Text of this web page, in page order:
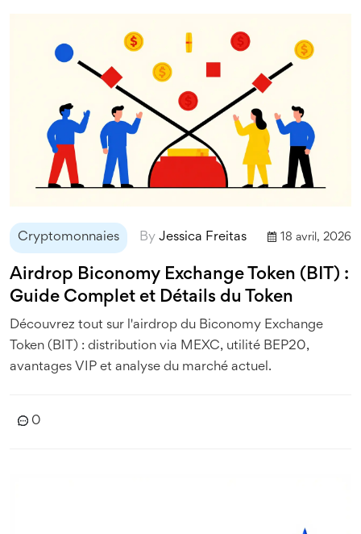
Cryptomonnaies By Jessica Freitas 18 avril, 2026
Airdrop Biconomy Exchange Token (BIT) :
Guide Complet et Détails du Token
Découvrez tout sur l'airdrop du Biconomy Exchange
Token (BIT) : distribution via MEXC, utilité BEP20,
avantages VIP et analyse du marché actuel.
0